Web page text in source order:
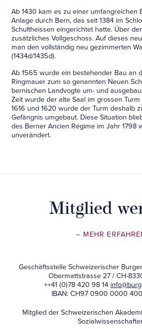
Ab 1430 kam es zu einer umfangreichen
Anlage durch Bern, das seit 1384 im
Schultheissen eingerichtet hatte. Über
zusätzliches Vollgeschoss. Auf dieses
man den vollständig neu gezimmerten
(1434d/1435d).
Ab 1565 wurde ein bestehender Bau an
Ringmauer zum so genannten Neuen
bernischen Landvogte um- und
Zeit wurde der alte Saal im grossen
1616 und 1620 wurde der Turm deshalb
Gefängnis umgebaut. Diese Situation
des Berner Ancien Régime im Jahr 1798
unverändert.
Mitglied
– MEHR
Geschäftsstelle Schweizerischer
Obermattstrasse 27 / CH-
++41 (0)78 420 98 14
IBAN: CH97 0900 0000
Mitglied der Schweizerischen